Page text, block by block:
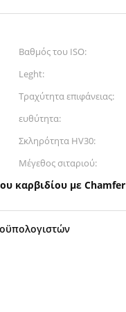
Βαθμός του ISO:
Leght:
Τραχύτητα επιφάνειας:
ευθύτητα:
Σκληρότητα HV30:
Μέγεθος σιταριού:
καρβιδίου με Chamfer